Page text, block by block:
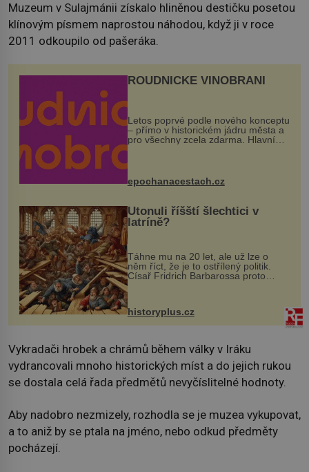
Muzeum v Sulajmánii získalo hliněnou destičku posetou
klínovým písmem naprostou náhodou, když ji v roce
2011 odkoupilo od pašeráka.
ROUDNICKÉ VINOBRANÍ
Letos poprvé podle nového konceptu
– přímo v historickém jádru města a
pro všechny zcela zdarma. Hlavní
program se odehraje na Karlově a
mohou těšit na víno, burčák, pes...
epochanacestach.cz
Utonuli říšští šlechtici v
latríně?
Táhne mu na 20 let, ale už lze o
něm říct, že je to ostřílený politik.
Císař Fridrich Barbarossa proto
posílá svého syna a dědice Jindřicha
VI. do Erfurtu, aby se stal
prostředníkem při řešení sporu m...
historyplus.cz
Vykradači hrobek a chrámů během války v Iráku
vydrancovali mnoho historických míst a do jejich rukou
se dostala celá řada předmětů nevyčíslitelné hodnoty.
Aby nadobro nezmizely, rozhodla se je muzea vykupovat,
a to aniž by se ptala na jméno, nebo odkud předměty
pocházejí.